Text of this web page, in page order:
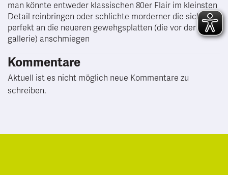
man könnte entweder klassischen 80er Flair im kleinsten
Detail reinbringen oder schlichte morderner die sich
perfekt an die neueren gewehgsplatten (die vor der city
gallerie) anschmiegen
Kommentare
Aktuell ist es nicht möglich neue Kommentare zu
schreiben.